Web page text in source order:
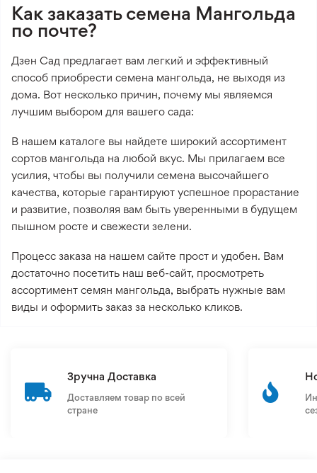
Как заказать семена Мангольда
по почте?
Дзен Сад предлагает вам легкий и эффективный
способ приобрести семена мангольда, не выходя из
дома. Вот несколько причин, почему мы являемся
лучшим выбором для вашего сада:
В нашем каталоге вы найдете широкий ассортимент
сортов мангольда на любой вкус. Мы прилагаем все
усилия, чтобы вы получили семена высочайшего
качества, которые гарантируют успешное прорастание
и развитие, позволяя вам быть уверенными в будущем
пышном росте и свежести зелени.
Процесс заказа на нашем сайте прост и удобен. Вам
достаточно посетить наш веб-сайт, просмотреть
ассортимент семян мангольда, выбрать нужные вам
виды и оформить заказ за несколько кликов.
Зручна Доставка
Доставляем товар по всей
стране